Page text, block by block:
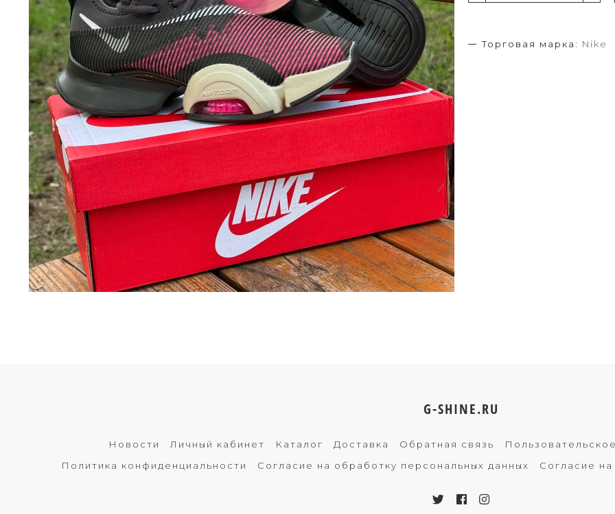
Торговая марка: Nike
G-SHINE.RU
Новости Личный кабинет Каталог Доставка Обратная связь
Политика конфиденциальности
Согласие на обработку персональных данных Согласие